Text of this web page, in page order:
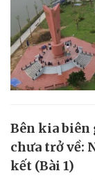
Bên kia
chưa trở về:
kết (Bài 1)